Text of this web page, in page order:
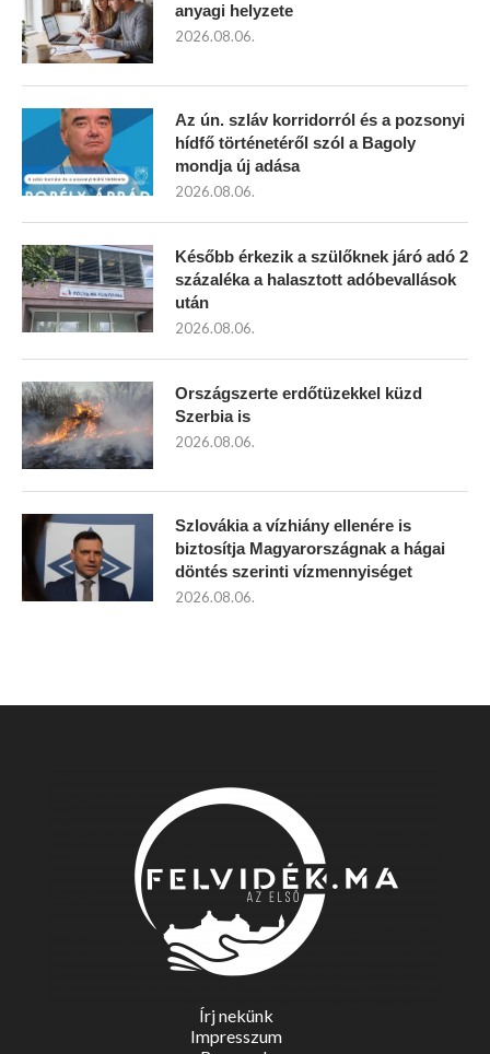
anyagi helyzete
2026.08.06.
Az ún. szláv korridorról és a pozsonyi
hídfő történetéről szól a Bagoly
mondja új adása
2026.08.06.
Később érkezik a szülőknek járó adó 2
százaléka a halasztott adóbevallások
után
2026.08.06.
Országszerte erdőtüzekkel küzd
Szerbia is
2026.08.06.
Szlovákia a vízhiány ellenére is
biztosítja Magyarországnak a hágai
döntés szerinti vízmennyiséget
2026.08.06.
Írj nekünk
Impresszum